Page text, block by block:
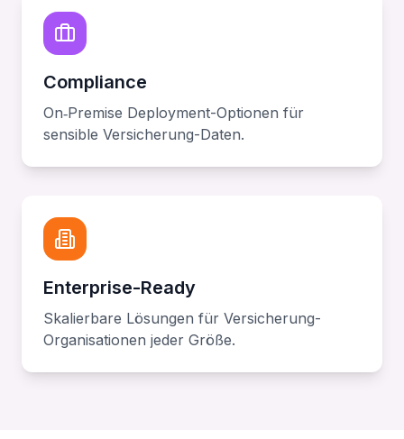
Compliance
On‑Premise Deployment-Optionen für
sensible Versicherung-Daten.
Enterprise-Ready
Skalierbare Lösungen für Versicherung-
Organisationen jeder Größe.